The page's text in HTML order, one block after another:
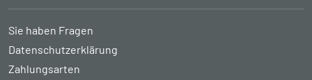
Sie haben Fragen
Datenschutzerklärung
Zahlungsarten